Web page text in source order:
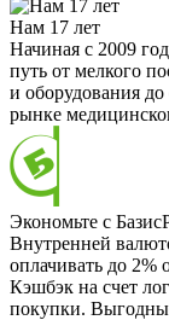
Нам 17 лет
Начиная с 2009
путь от мелкого
и оборудования
рынке
Экономьте с
Внутренней
оплачивать до 2%
Кэшбэк на счет
покупки.